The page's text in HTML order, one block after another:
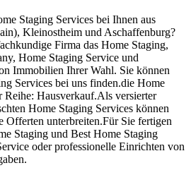
Staging Services bei Ihnen aus
Kleinostheim und Aschaffenburg?
Firma das Home Staging,
Home Staging Service und
Immobilien Ihrer Wahl. Sie können
Services bei uns finden.die Home
Reihe: Hausverkauf.Als versierter
Home Staging Services können
Offerten unterbreiten.Für Sie fertigen
Staging und Best Home Staging
oder professionelle Einrichten von